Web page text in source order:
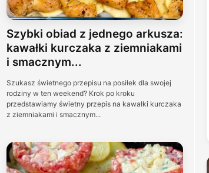
Szybki obiad z jednego arkusza:
kawałki kurczaka z ziemniakami
i smacznym...
Szukasz świetnego przepisu na posiłek dla swojej
rodziny w ten weekend? Krok po kroku
przedstawiamy świetny przepis na kawałki kurczaka
z ziemniakami i smacznym...